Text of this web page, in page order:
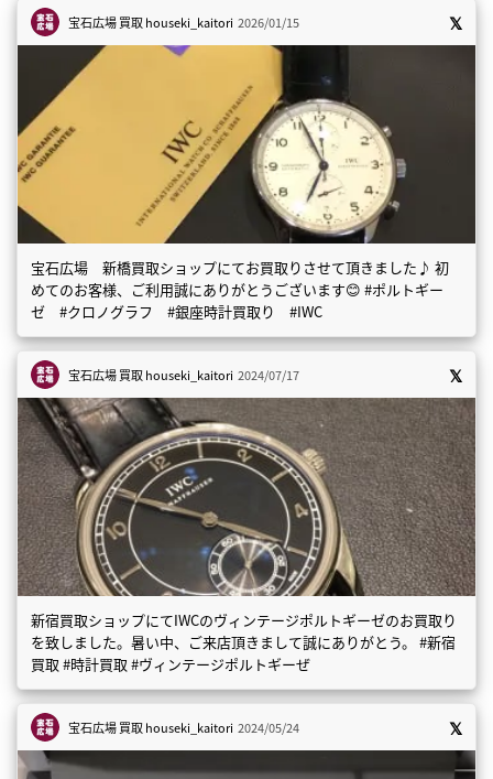
宝石広場 買取houseki_kaitori 2026/01/15
宝石広場 新橋買取ショップにてお買取りさせて頂きました♪ 初
めてのお客様、ご利用誠にありがとうございます😊 #ポルトギー
ゼ #クロノグラフ #銀座時計買取り #IWC
宝石広場 買取houseki_kaitori 2024/07/17
新宿買取ショップにてIWCのヴィンテージポルトギーゼのお買取り
を致しました。暑い中、ご来店頂きまして誠にありがとう。 #新宿
買取 #時計買取 #ヴィンテージポルトギーぜ
宝石広場 買取houseki_kaitori 2024/05/24